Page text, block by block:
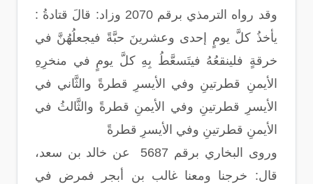
وقد رواه الترمذي برقم 2070 وزاد: قالَ قتادةُ :
يأخذُ كلَّ يومٍ إحدى وعشرينَ حبَّةً فيجعلُهُنَّ في
خرقةٍ فلينقعُهُ فيتَسعَّطُ بِهِ كلَّ يومٍ في منخرِهِ
الأيمنِ قطرتينِ وفي الأيسرِ قطرةً والثَّاني في
الأيسرِ قطرتينِ وفي الأيمنِ قطرةً والثَّالثُ في
الأيمنِ قطرتينِ وفي الأيسرِ قطرةً
وروى البخاري برقم 5687 عن خالد بن سعد،
قال: خرجنا ومعنا غالب بن أبجر فمرض في